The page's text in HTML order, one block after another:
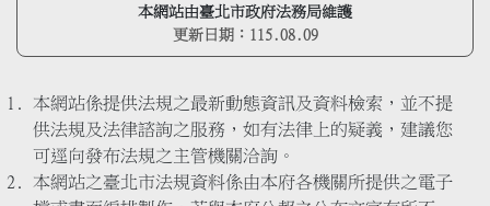
本網站由臺北市政府法務局維護
更新日期： 115.08.09
本網站係提供法規之最新動態資訊及資料檢索，並不提
供法規及法律諮詢之服務，如有法律上的疑義，建議您
可逕向發布法規之主管機關洽詢。
本網站之臺北市法規資料係由本府各機關所提供之電子